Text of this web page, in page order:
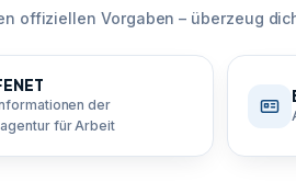
offiziellen Vorgaben – überzeug
der
für Arbeit